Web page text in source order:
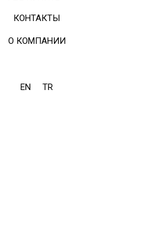
КОНТАКТЫ
О КОМПАНИИ
EN TR